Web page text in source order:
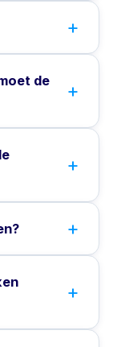
de